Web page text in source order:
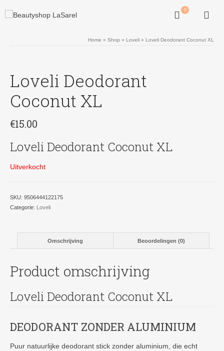
0
Home » Shop » Loveli » Loveli Deodorant Coconut XL
Loveli Deodorant
Coconut XL
€15.00
Loveli Deodorant Coconut XL
Uitverkocht
SKU: 9506444122175
Categorie: Loveli
Omschrijving Beoordelingen (0)
Product omschrijving
Loveli Deodorant Coconut XL
DEODORANT ZONDER ALUMINIUM
Puur natuurlijke deodorant stick zonder aluminium, die echt